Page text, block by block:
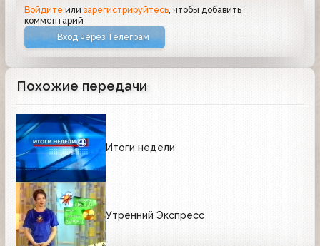
Войдите илизарегистрируйтесь , чтобы добавить
комментарий
Вход через Телеграм
Похожие передачи
Итоги недели
Утренний Экспресс